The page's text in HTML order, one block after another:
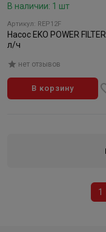
В наличии: 1 шт
Артикул: REP12F
Насос EKO POWER
л/ч
нет отзывов
В корзину
1